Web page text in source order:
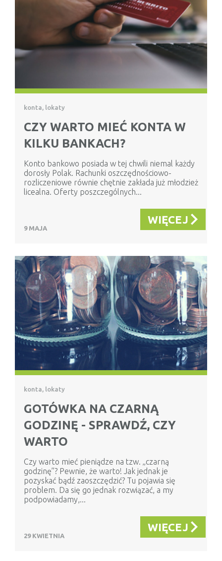
konta, lokaty
CZY WARTO MIEĆ KONTA W
KILKU BANKACH?
Konto bankowo posiada w tej chwili niemal każdy
dorosły Polak. Rachunki oszczędnościowo-
rozliczeniowe równie chętnie zakłada już młodzież
licealna. Oferty poszczególnych...
9 MAJA
WIĘCEJ
konta, lokaty
GOTÓWKA NA CZARNĄ
GODZINĘ - SPRAWDŹ, CZY
WARTO
Czy warto mieć pieniądze na tzw. „czarną
godzinę”? Pewnie, że warto! Jak jednak je
pozyskać bądź zaoszczędzić? Tu pojawia się
problem. Da się go jednak rozwiązać, a my
podpowiadamy,...
29 KWIETNIA
WIĘCEJ